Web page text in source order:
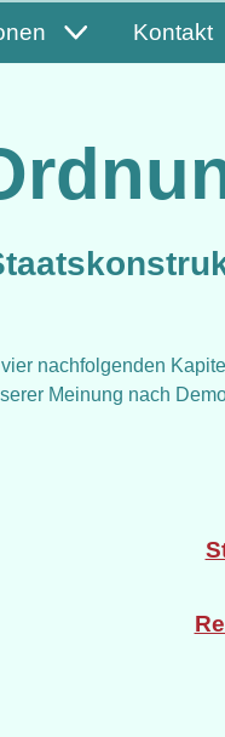
Kontakt
vier nachfolgenden
Meinung nach